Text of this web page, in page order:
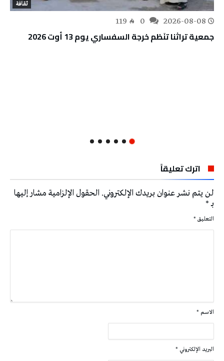
ثقافة
2026-08-08
119
جمعية تراثنا تنَظم خرجة السفساري يوم 13 أوت 2026
اترك تعليقاً
لن يتم نشر عنوان بريدك الإلكتروني. الحقول الإلزامية مشار إليها
بـ*
التعليق *
الاسم *
البريد الإلكتروني *